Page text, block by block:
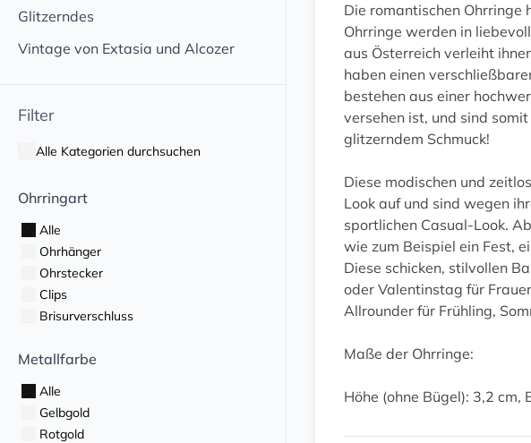
Glitzerndes
Vintage von Extasia und Alcozer
Filter
Alle Kategorien durchsuchen
Ohrringart
Alle
Ohrhänger
Ohrstecker
Clips
Brisurverschluss
Metallfarbe
Alle
Gelbgold
Rotgold
Die romantischen Ohrringe
Ohrringe werden in
aus Österreich verleiht
haben einen
bestehen aus einer
versehen ist, und sind
glitzerndem Schmuck!
Diese modischen und
Look auf und sind wegen
sportlichen Casual-Look.
wie zum Beispiel ein Fest,
Diese schicken, stilvollen
oder Valentinstag für
Allrounder für Frühling,
Maße der Ohrringe:
Höhe (ohne Bügel): 3,2 cm,